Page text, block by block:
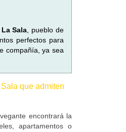
Sala , pueblo de
perfectos para
compañía, ya sea
que admiten
encontrará la
apartamentos o